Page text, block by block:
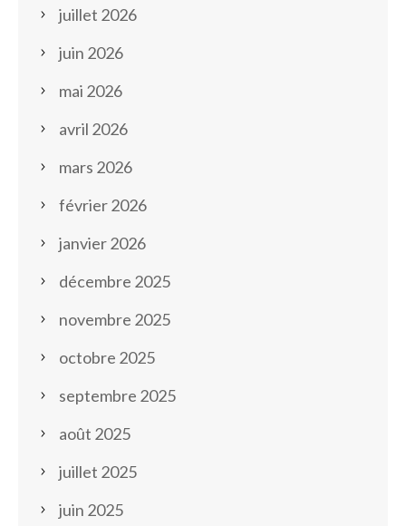
juillet 2026
juin 2026
mai 2026
avril 2026
mars 2026
février 2026
janvier 2026
décembre 2025
novembre 2025
octobre 2025
septembre 2025
août 2025
juillet 2025
juin 2025